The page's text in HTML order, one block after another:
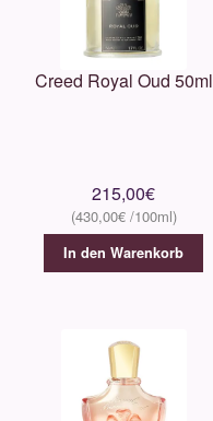
Creed Royal Oud 50ml
215,00€
430,00€
In den Warenkorb